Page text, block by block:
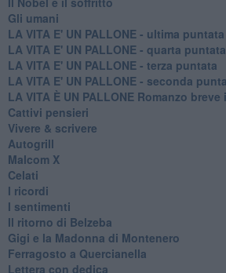
Gli umani
LA VITA E' UN PALLONE - ultima puntata
LA VITA E' UN PALLONE - quarta puntata
LA VITA E' UN PALLONE - terza puntata
LA VITA E' UN PALLONE - seconda
LA VITA È UN PALLONE Romanzo
Cattivi pensieri
Vivere & scrivere
Autogrill
Malcom X
Celati
I ricordi
I sentimenti
Il ritorno di Belzeba
Gigi e la Madonna di Montenero
Ferragosto a Quercianella
Lettera con dedica